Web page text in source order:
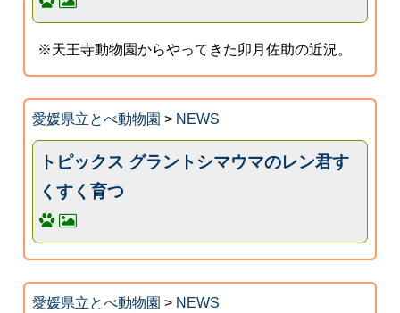
※天王寺動物園からやってきた卯月佐助の近況。
愛媛県立とべ動物園 > NEWS
トピックス グラントシマウマのレン君す
くすく育つ
愛媛県立とべ動物園 > NEWS